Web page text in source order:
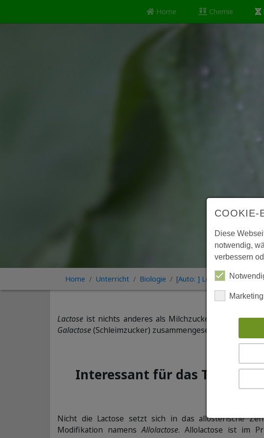
Home (current) Chemie
Home Unterricht Biologie [Auto: ] Lexikon [Auto: ]
Lactose ist nichts anderes als Milchzucker, ein
Galactose(Schleimzucker) zusammengesetzt ist, die 1,4-
Interessant für das Thema
Operon:
Nicht die Lactose setzt sich in das allosterische
Modifikation namensAllolactose. Allolactose ist im
COOKIE-
Diese
notwendig,
verbessern
Marketing